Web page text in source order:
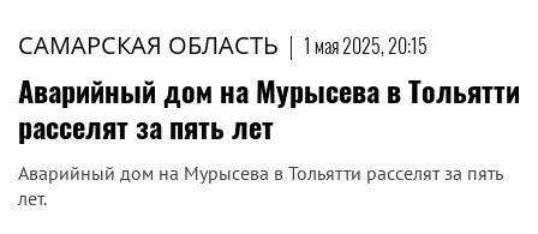
САМАРСКАЯ ОБЛАСТЬ | 1 мая 2025, 20:15
Аварийный дом на Мурысева в Тольятти
расселят за пять лет
Аварийный дом на Мурысева в Тольятти расселят за пять
лет.